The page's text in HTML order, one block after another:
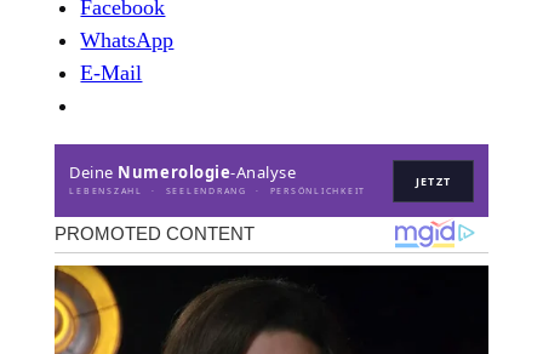
Facebook
WhatsApp
E-Mail
Deine Numerologie-Analyse
LEBENSZAHL · SEELENDRANG · PERSÖNLICHKEIT
JETZT